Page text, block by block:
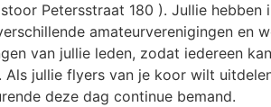
Petersstraat 180 ). Jullie
amateurverenigingen en
van jullie leden, zodat iedereen
jullie flyers van je koor wilt
deze dag continue bemand.